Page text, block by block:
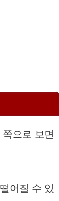
으로 보면
어질 수 있